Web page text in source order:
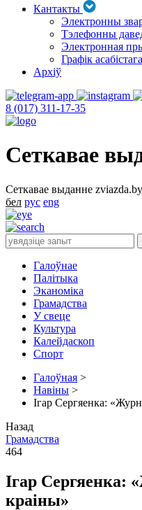
Кантакты
Электронны
Тэлефонны
Электронная
Графік
Архіў
8 (017) 311-17-35
Сеткавае
Сеткавае выданне zviazda.by
бел рус eng
Галоўнае
Палітыка
Эканоміка
Грамадства
У свеце
Культура
Калейдаскоп
Спорт
Галоўная >
Навіны >
Ігар Сергяенка:
Назад
Грамадства
464
Ігар Сергяенка:
краіны»